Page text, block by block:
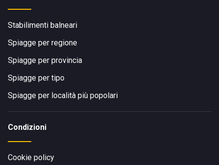
Stabilimenti balneari
Spiagge per regione
Spiagge per provincia
Spiagge per tipo
Spiagge per località più popolari
Condizioni
Cookie policy